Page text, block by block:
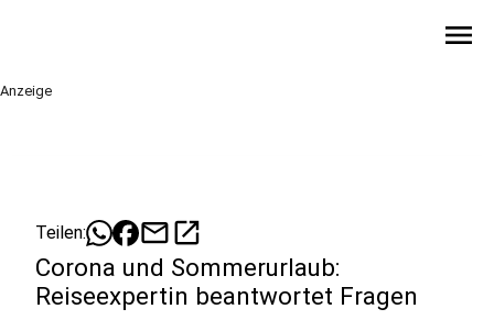
menu
Anzeige
Teilen: mailopen_in_new
Corona und Sommerurlaub:
Reiseexpertin beantwortet Fragen